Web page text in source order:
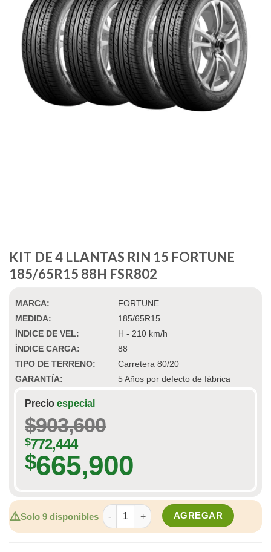
KIT DE 4 LLANTAS RIN 15 FORTUNE
185/65R15 88H FSR802
MARCA:
FORTUNE
MEDIDA:
185/65R15
ÍNDICE DE VEL:
H - 210 km/h
ÍNDICE CARGA:
88
TIPO DE TERRENO:
Carretera 80/20
GARANTÍA:
5 Años por defecto de fábrica
Precio especial
$903,600
$772,444
$665,900
⚠️Solo 9 disponibles
KIT DE 4 LLANTAS RIN 15 FORTUNE
AGREGAR